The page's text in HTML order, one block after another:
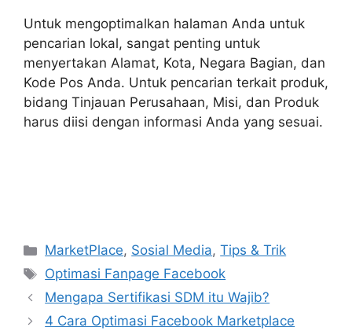
Untuk mengoptimalkan halaman Anda untuk
pencarian lokal, sangat penting untuk
menyertakan Alamat, Kota, Negara Bagian, dan
Kode Pos Anda. Untuk pencarian terkait produk,
bidang Tinjauan Perusahaan, Misi, dan Produk
harus diisi dengan informasi Anda yang sesuai.
Kategori
MarketPlace, Sosial Media,Tips & Trik
Tag
Optimasi Fanpage Facebook
Mengapa Sertifikasi SDM itu Wajib?
4 Cara Optimasi Facebook Marketplace